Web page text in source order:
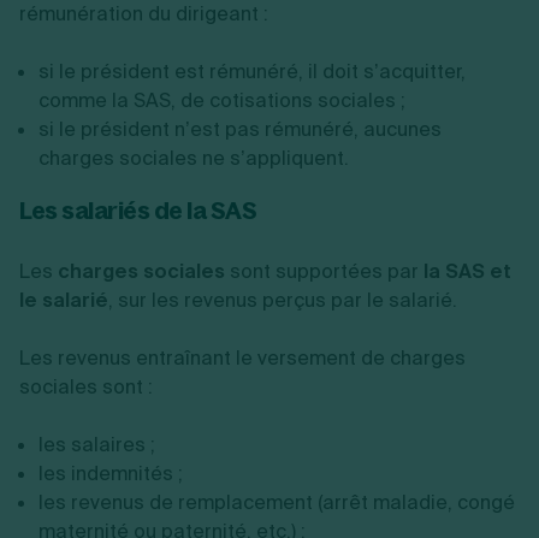
rémunération du dirigeant :
si le président est rémunéré, il doit s’acquitter,
comme la SAS, de cotisations sociales ;
si le président n’est pas rémunéré, aucunes
charges sociales ne s’appliquent.
Les salariés de la SAS
Les charges sociales sont supportées par la SAS et
le salarié, sur les revenus perçus par le salarié.
Les revenus entraînant le versement de charges
sociales sont :
les salaires ;
les indemnités ;
les revenus de remplacement (arrêt maladie, congé
maternité ou paternité, etc.) ;